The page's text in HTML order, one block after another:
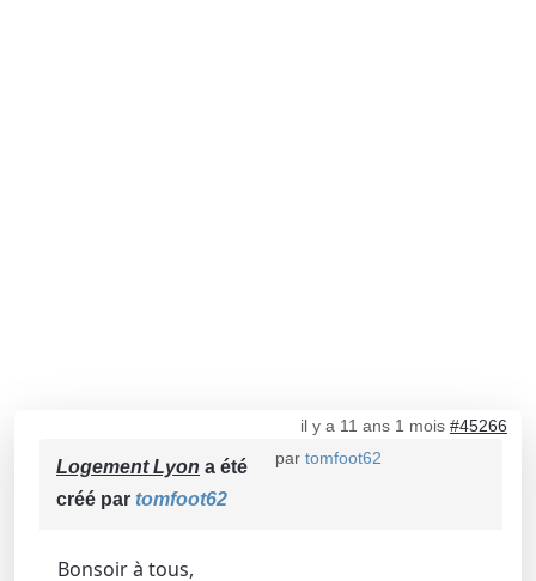
il y a 11 ans 1 mois #45266
par tomfoot62
Logement Lyon a été
créé par tomfoot62
Bonsoir à tous,